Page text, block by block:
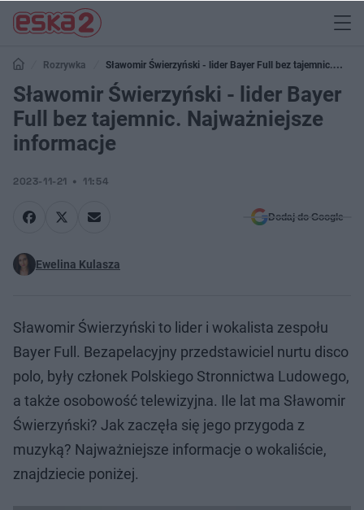
Rozrywka
Sławomir Świerzyński - lider Bayer Full bez tajemnic.
Najważniejsze informacje
Sławomir Świerzyński - lider Bayer
Full bez tajemnic. Najważniejsze
informacje
2023-11-21 11:54
Dodaj do Google
Ewelina Kulasza
Sławomir Świerzyński to lider i wokalista zespołu
Bayer Full. Bezapelacyjny przedstawiciel nurtu disco
polo, były członek Polskiego Stronnictwa Ludowego,
a także osobowość telewizyjna. Ile lat ma Sławomir
Świerzyński? Jak zaczęła się jego przygoda z
muzyką? Najważniejsze informacje o wokaliście,
znajdziecie poniżej.